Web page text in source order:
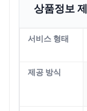
상품정보
서비스 형태
제공 방식